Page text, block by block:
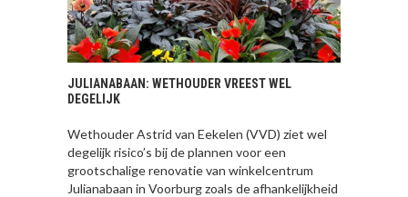
JULIANABAAN: WETHOUDER VREEST WEL
DEGELIJK
Wethouder Astrid van Eekelen (VVD) ziet wel
degelijk risico’s bij de plannen voor een
grootschalige renovatie van winkelcentrum
Julianabaan in Voorburg zoals de afhankelijkheid